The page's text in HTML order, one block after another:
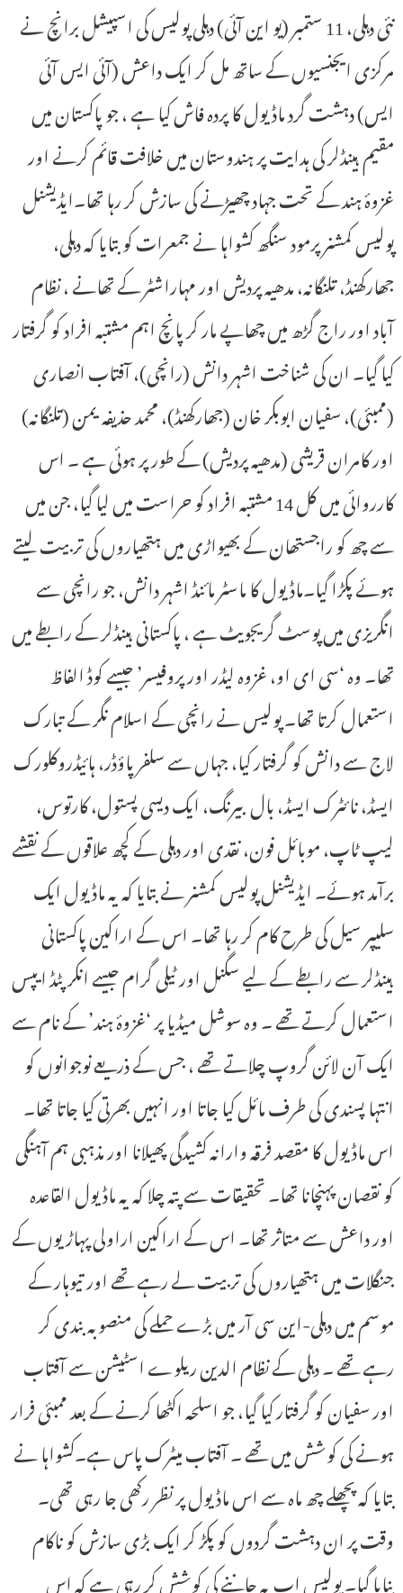
نئی دہلی، 11 ستمبر (یو این آئی) دہلی پولیس کی اسپیشل برانچ نے
مرکزی ایجنسیوں کے ساتھ مل کر ایک داعش (آئی ایس آئی
ایس) دہشت گرد ماڈیول کا پردہ فاش کیا ہے ، جو پاکستان میں
مقیم ہینڈلر کی ہدایت پر ہندوستان میں خلافت قائم کرنے اور
غزوۂ ہند کے تحت جہاد چھیڑنے کی سازش کر رہا تھا۔ایڈیشنل
پولیس کمشنر پرمود سنگھ کشواہا نے جمعرات کو بتایا کہ دہلی،
جھارکھنڈ، تلنگانہ، مدھیہ پردیش اور مہاراشٹر کے تھانے ، نظام
آباد اور راج گڑھ میں چھاپے مار کر پانچ اہم مشتبہ افراد کو گرفتار
کیا گیا۔ ان کی شناخت اشہر دانش (رانچی)، آفتاب انصاری
(ممبئی)، سفیان ابوبکر خان (جھارکھنڈ)، محمد حذیفہ یمن (تلنگانہ)
اور کامران قریشی (مدھیہ پردیش) کے طور پر ہوئی ہے ۔ اس
کارروائی میں کل 14 مشتبہ افراد کو حراست میں لیا گیا، جن میں
سے چھ کو راجستھان کے بھیواڑی میں ہتھیاروں کی تربیت لیتے
ہوئے پکڑا گیا۔ماڈیول کا ماسٹر مائنڈ اشہر دانش، جو رانچی سے
انگریزی میں پوسٹ گریجویٹ ہے ، پاکستانی ہینڈلر کے رابطے میں
تھا۔ وہ ‘سی ای او، غزوہ لیڈر اور پروفیسر’ جیسے کوڈ الفاظ
استعمال کرتا تھا۔ پولیس نے رانچی کے اسلام نگر کے تبارک
لاج سے دانش کو گرفتار کیا، جہاں سے سلفر پاؤڈر، ہائیڈروکلورک
ایسڈ، نائٹرک ایسڈ، بال بیرنگ، ایک دیسی پستول، کارتوس،
لیپ ٹاپ، موبائل فون، نقدی اور دہلی کے کچھ علاقوں کے نقشے
برآمد ہوئے۔ ایڈیشنل پولیس کمشنر نے بتایا کہ یہ ماڈیول ایک
سلیپر سیل کی طرح کام کر رہا تھا۔ اس کے اراکین پاکستانی
ہینڈلر سے رابطے کے لیے سگنل اور ٹیلی گرام جیسے انکرپٹڈ ایپس
استعمال کرتے تھے ۔ وہ سوشل میڈیا پر ‘غزوۂ ہند’ کے نام سے
ایک آن لائن گروپ چلاتے تھے ، جس کے ذریعے نوجوانوں کو
انتہا پسندی کی طرف مائل کیا جاتا اور انہیں بھرتی کیا جاتا تھا۔
اس ماڈیول کا مقصد فرقہ وارانہ کشیدگی پھیلانا اور مذہبی ہم آہنگی
کو نقصان پہنچانا تھا۔ تحقیقات سے پتہ چلا کہ یہ ماڈیول القاعدہ
اور داعش سے متاثر تھا۔ اس کے اراکین اراولی پہاڑیوں کے
جنگلات میں ہتھیاروں کی تربیت لے رہے تھے اور تیوہار کے
موسم میں دہلی-این سی آر میں بڑے حملے کی منصوبہ بندی کر
رہے تھے ۔ دہلی کے نظام الدین ریلوے اسٹیشن سے آفتاب
اور سفیان کو گرفتار کیا گیا، جو اسلحہ اکٹھا کرنے کے بعد ممبئی فرار
ہونے کی کوشش میں تھے ۔ آفتاب میٹرک پاس ہے۔کشواہا نے
بتایا کہ پچھلے چھ ماہ سے اس ماڈیول پر نظر رکھی جا رہی تھی۔
وقت پر ان دہشت گردوں کو پکڑ کر ایک بڑی سازش کو ناکام
بنایا گیا۔ پولیس اب یہ جاننے کی کوشش کر رہی ہے کہ اس